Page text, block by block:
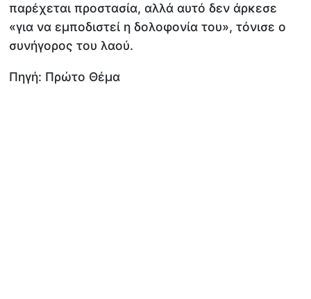
παρέχεται προστασία, αλλά αυτό δεν άρκεσε
«για να εμποδιστεί η δολοφονία του», τόνισε ο
συνήγορος του λαού.
Πηγή: Πρώτο Θέμα